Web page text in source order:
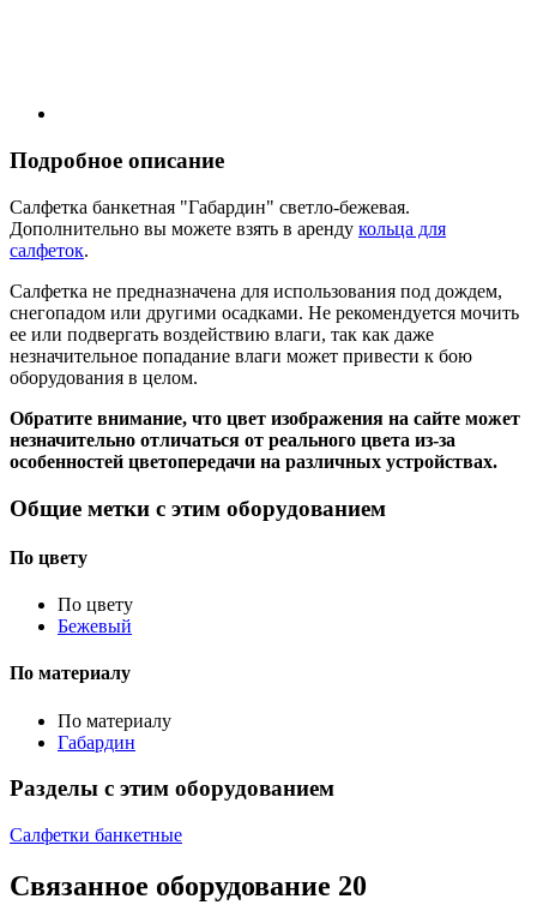
Подробное описание
Салфетка банкетная "Габардин" светло-бежевая.
Дополнительно вы можете взять в аренду кольца для
салфеток.
Салфетка не предназначена для использования под дождем,
снегопадом или другими осадками. Не рекомендуется мочить
ее или подвергать воздействию влаги, так как даже
незначительное попадание влаги может привести к бою
оборудования в целом.
Обратите внимание, что цвет изображения на сайте может
незначительно отличаться от реального цвета из-за
особенностей цветопередачи на различных устройствах.
Общие метки с этим оборудованием
По цвету
По цвету
Бежевый
По материалу
По материалу
Габардин
Разделы с этим оборудованием
Салфетки банкетные
Связанное оборудование 20